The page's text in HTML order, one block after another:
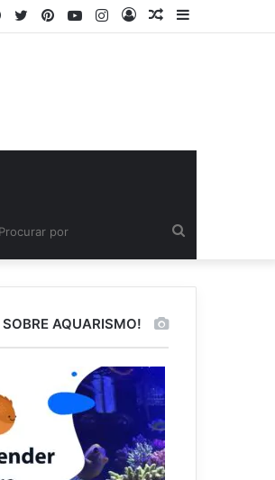
Barra
Artigo
Entrar
Instagram
YouTube
Pinterest
Twitter
Facebook
por
AQUARISMO!